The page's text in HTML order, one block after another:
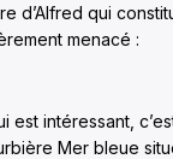
d’Alfred qui
menacé :
est intéressant,
Mer bleue